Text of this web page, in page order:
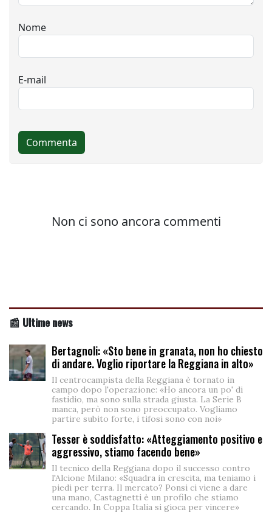
📰 Ultime news
Bertagnoli: «Sto bene in granata, non ho chiesto
di andare. Voglio riportare la Reggiana in alto»
Il centrocampista della Reggiana è tornato in
campo dopo l'operazione: «Ho ancora un po' di
fastidio, ma sono sulla strada giusta. La Serie B
manca, però non sono preoccupato. Vogliamo
partire subito forte, i tifosi sono con noi»
Tesser è soddisfatto: «Atteggiamento positivo e
aggressivo, stiamo facendo bene»
Il tecnico della Reggiana dopo il successo contro
l'Alcione Milano: «Squadra in crescita, ma teniamo i
piedi per terra. Il mercato? Ponsi ci viene a dare
una mano, Castagnetti è un profilo che stiamo
cercando. In Coppa Italia si gioca per vincere»